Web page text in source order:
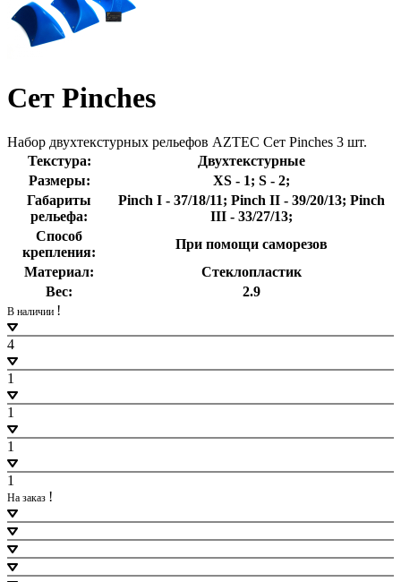
Сет Pinches
Набор двухтекстурных рельефов AZTEC Сет Pinches 3 шт.
Текстура:
Двухтекстурные
Размеры:
XS - 1; S - 2;
Габариты
рельефа:
Pinch I - 37/18/11; Pinch II - 39/20/13; Pinch
III - 33/27/13;
Способ
крепления:
При помощи саморезов
Материал:
Стеклопластик
Вес: 2.9
В наличии !
4
1
1
1
1
На заказ !